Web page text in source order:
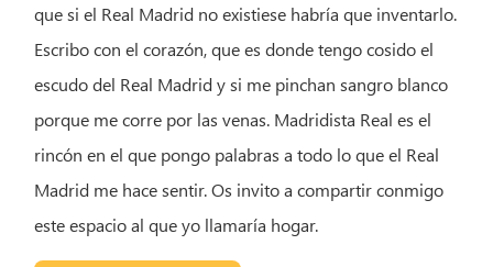
que si el Real Madrid no existiese habría que inventarlo.
Escribo con el corazón, que es donde tengo cosido el
escudo del Real Madrid y si me pinchan sangro blanco
porque me corre por las venas. Madridista Real es el
rincón en el que pongo palabras a todo lo que el Real
Madrid me hace sentir. Os invito a compartir conmigo
este espacio al que yo llamaría hogar.